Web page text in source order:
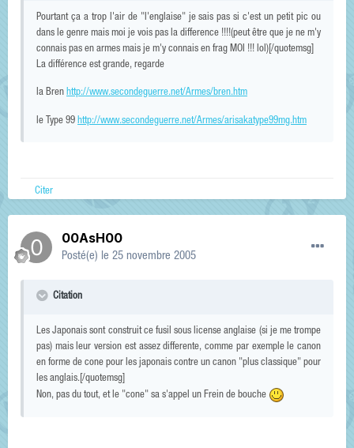
Pourtant ça a trop l'air de "l'englaise" je sais pas si c'est un petit pic ou
dans le genre mais moi je vois pas la difference !!!!(peut être que je ne m'y
connais pas en armes mais je m'y connais en frag MOI !!! lol)[/quotemsg]
La différence est grande, regarde
la Bren http://www.secondeguerre.net/Armes/bren.htm
le Type 99 http://www.secondeguerre.net/Armes/arisakatype99mg.htm
Citer
00AsH00
Posté(e) le 25 novembre 2005
Citation
Les Japonais sont construit ce fusil sous license anglaise (si je me trompe
pas) mais leur version est assez differente, comme par exemple le canon
en forme de cone pour les japonais contre un canon "plus classique" pour
les anglais.[/quotemsg]
Non, pas du tout, et le "cone" sa s'appel un Frein de bouche